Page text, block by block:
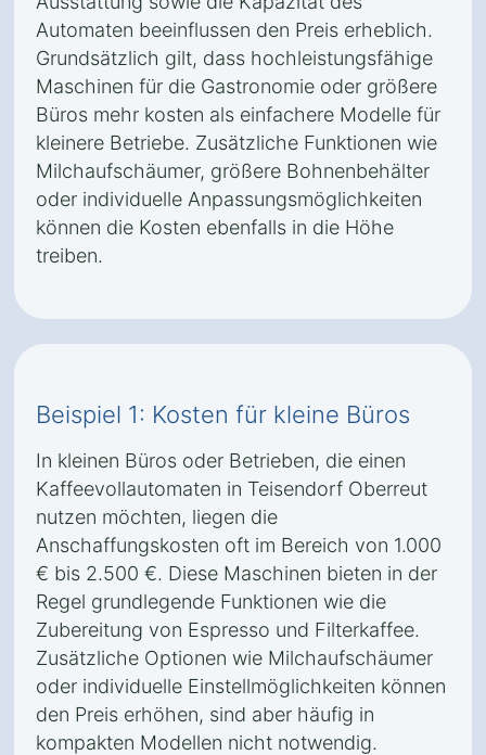
Automaten beeinflussen den Preis erheblich.
Grundsätzlich gilt, dass hochleistungsfähige
Maschinen für die Gastronomie oder größere
Büros mehr kosten als einfachere Modelle für
kleinere Betriebe. Zusätzliche Funktionen wie
Milchaufschäumer, größere Bohnenbehälter
oder individuelle Anpassungsmöglichkeiten
können die Kosten ebenfalls in die Höhe
treiben.
Beispiel 1: Kosten für kleine Büros
In kleinen Büros oder Betrieben, die einen
Kaffeevollautomaten in Teisendorf Oberreut
nutzen möchten, liegen die
Anschaffungskosten oft im Bereich von 1.000
€ bis 2.500 €. Diese Maschinen bieten in der
Regel grundlegende Funktionen wie die
Zubereitung von Espresso und Filterkaffee.
Zusätzliche Optionen wie Milchaufschäumer
oder individuelle Einstellmöglichkeiten können
den Preis erhöhen, sind aber häufig in
kompakten Modellen nicht notwendig.